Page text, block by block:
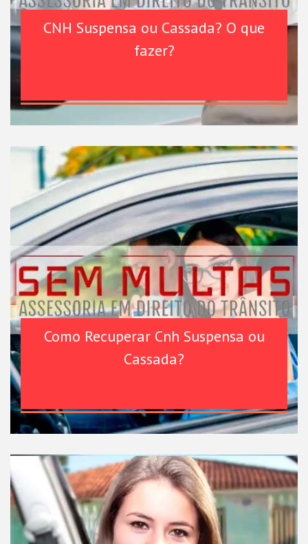
CNH Suspensa ou Cassada? O que
fazer?
Como Recuperar Cnh Suspensa ou
Cassada?